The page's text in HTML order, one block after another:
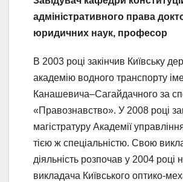
адміністративного права
юридичних наук, професор
В 2003 році закінчив Київську
академію водного транспорту
Канашевича–Сагайдачного за
«Правознавство». У 2008 році
магістратуру Академії
тією ж спеціальністю. Свою
діяльність розпочав у 2004 році
викладача Київського оптико-